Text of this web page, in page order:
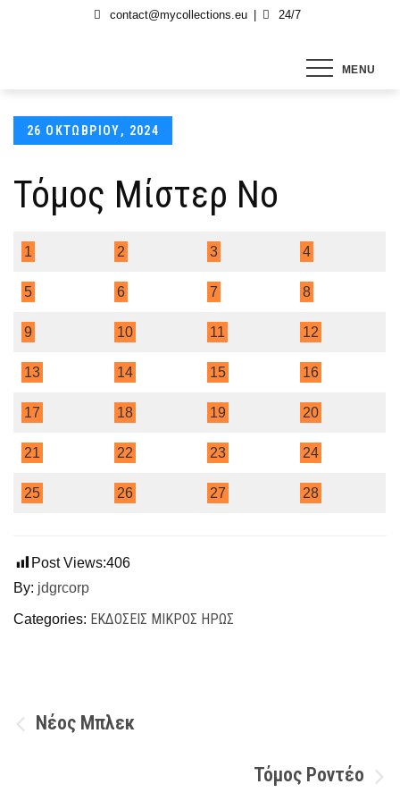
contact@mycollections.eu 24/7
MENU
Posted
26 ΟΚΤΩΒΡΊΟΥ, 2024
Τόμος Μίστερ Νο
1 2 3 4
5 6 7 8
9 10 11 12
13 14 15 16
17 18 19 20
21 22 23 24
25 26 27 28
Post Views:406
By: jdgrcorp
Categories: ΕΚΔΌΣΕΙΣ ΜΙΚΡΌΣ ΉΡΩΣ
Πλοήγηση
Νέος Μπλεκ
Τόμος Ροντέο